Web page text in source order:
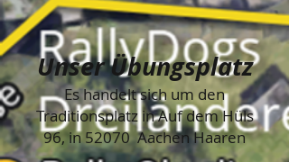
UnserÜbungsplatz
Es handelt sich um den
Traditionsplatz in Auf dem Hüls
96, in 52070 Aachen Haaren